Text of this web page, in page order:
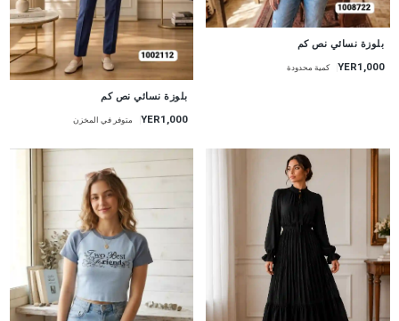
جديد
بلوزة نسائي نص كم
YER1,000 كمية محدودة
بلوزة نسائي نص كم
YER1,000 متوفر في المخزن